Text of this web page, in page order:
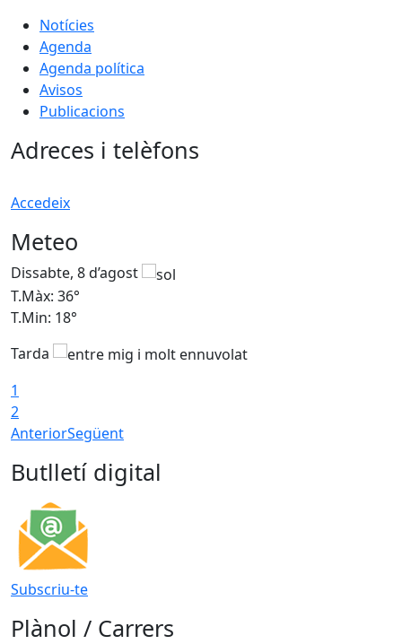
Notícies
Agenda
Agenda política
Avisos
Publicacions
Adreces i telèfons
Accedeix
Meteo
Dissabte, 8 d’agost
T.Màx: 36°
T.Min: 18°
Tarda
1
2
AnteriorSegüent
Butlletí digital
Subscriu-te
Plànol / Carrers